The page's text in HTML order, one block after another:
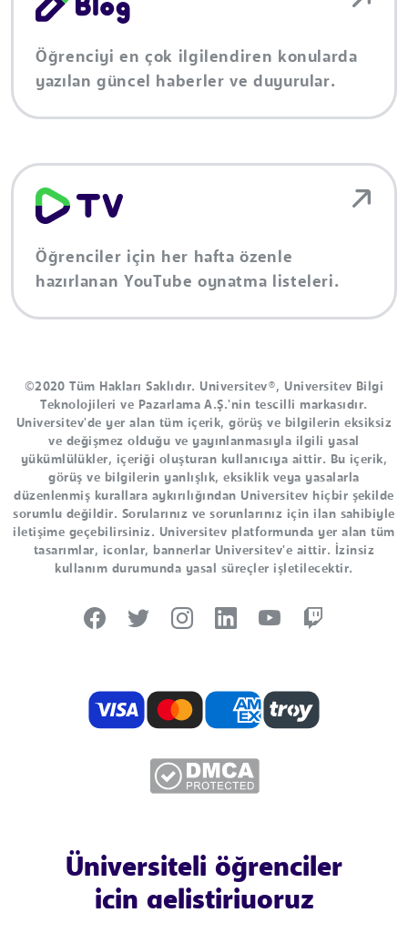
Öğrenciyi en çok ilgilendiren konularda
yazılan güncel haberler ve duyurular.
Öğrenciler için her hafta özenle
hazırlanan YouTube oynatma listeleri.
©2020 Tüm Hakları Saklıdır. Universitev®, Universitev Bilgi
Teknolojileri ve Pazarlama A.Ş.'nin tescilli markasıdır.
Universitev'de yer alan tüm içerik, görüş ve bilgilerin eksiksiz
ve değişmez olduğu ve yayınlanmasıyla ilgili yasal
yükümlülükler, içeriği oluşturan kullanıcıya aittir. Bu içerik,
görüş ve bilgilerin yanlışlık, eksiklik veya yasalarla
düzenlenmiş kurallara aykırılığından Universitev hiçbir şekilde
sorumlu değildir. Sorularınız ve sorunlarınız için ilan sahibiyle
iletişime geçebilirsiniz. Universitev platformunda yer alan tüm
tasarımlar, iconlar, bannerlar Universitev'e aittir. İzinsiz
kullanım durumunda yasal süreçler işletilecektir.
Üniversiteli öğrenciler
için geliştiriyoruz